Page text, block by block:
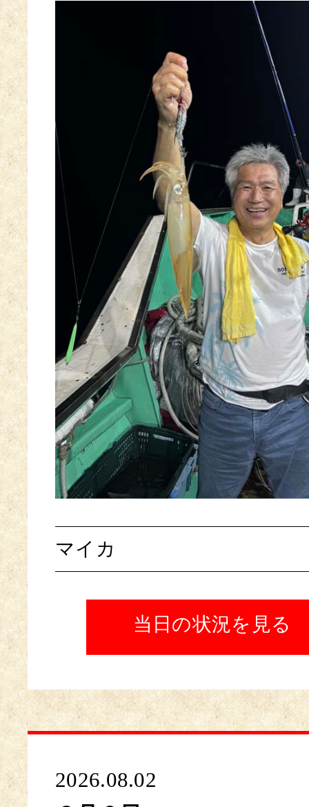
マイカ
当日の状況を見る
2026.08.02